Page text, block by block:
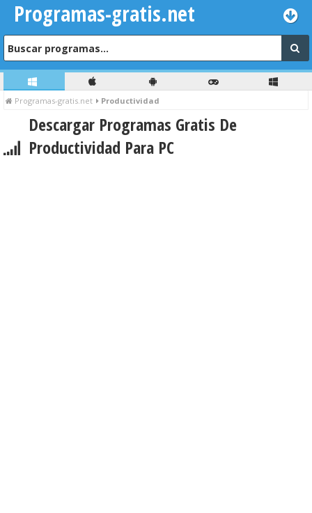
Programas-gratis.net
Programas-gratis.net Productividad
Descargar Programas Gratis De
Productividad Para PC